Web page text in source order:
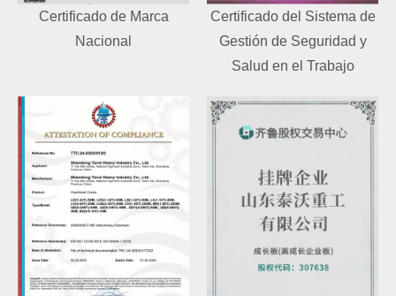
Certificado de Marca
Nacional
Certificado del Sistema de
Gestión de Seguridad y
Salud en el Trabajo